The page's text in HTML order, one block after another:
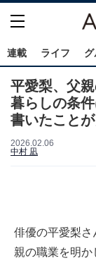
連載 ライフ グ
平愛梨、父
暮らしの条
書いたことが
2026.02.06
中村 凪
俳優の平愛梨さ
親の職業を明